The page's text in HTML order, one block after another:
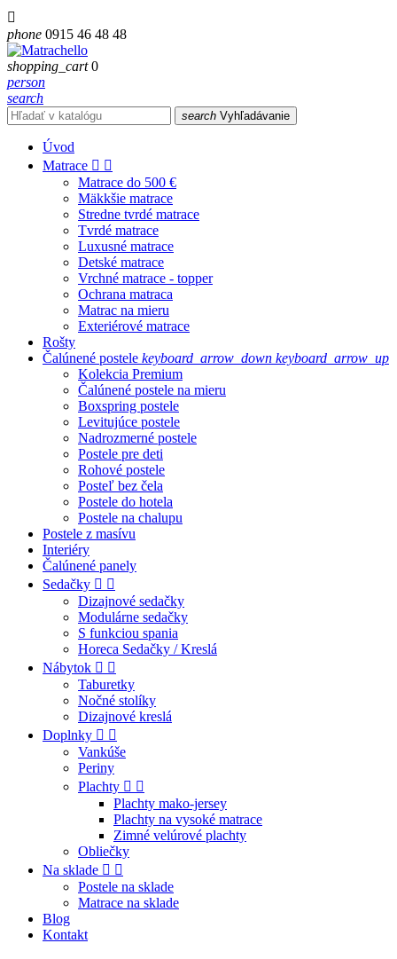

phone 0915 46 48 48
shopping_cart 0
person
search
search Vyhľadávanie
Úvod
Matrace  
Matrace do 500 €
Mäkkšie matrace
Stredne tvrdé matrace
Tvrdé matrace
Luxusné matrace
Detské matrace
Vrchné matrace - topper
Ochrana matraca
Matrac na mieru
Exteriérové matrace
Rošty
Čalúnené postele keyboard_arrow_down keyboard_arrow_up
Kolekcia Premium
Čalúnené postele na mieru
Boxspring postele
Levitujúce postele
Nadrozmerné postele
Postele pre deti
Rohové postele
Posteľ bez čela
Postele do hotela
Postele na chalupu
Postele z masívu
Interiéry
Čalúnené panely
Sedačky  
Dizajnové sedačky
Modulárne sedačky
S funkciou spania
Horeca Sedačky / Kreslá
Nábytok  
Taburetky
Nočné stolíky
Dizajnové kreslá
Doplnky  
Vankúše
Periny
Plachty  
Plachty mako-jersey
Plachty na vysoké matrace
Zimné velúrové plachty
Obliečky
Na sklade  
Postele na sklade
Matrace na sklade
Blog
Kontakt